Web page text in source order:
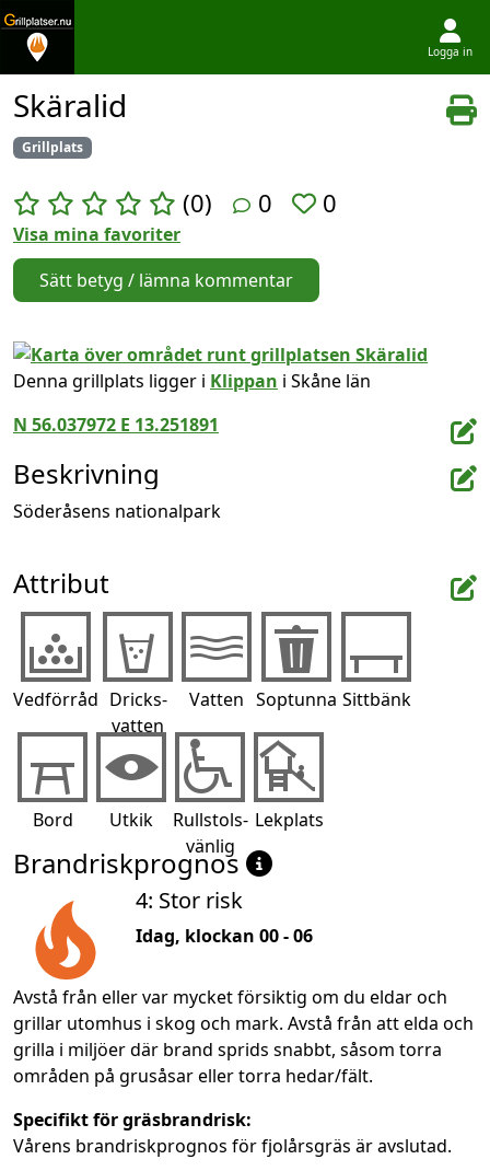
Logga in
Skäralid
Grillplats
(0) 0 0
Visa mina favoriter
Sätt betyg / lämna kommentar
Denna grillplats ligger i Klippan i Skåne län
N 56.037972 E 13.251891
Beskrivning
Söderåsens nationalpark
Attribut
Vedförråd Dricks-
vatten
Vatten Soptunna Sittbänk
Bord Utkik
Rullstols-
vänlig
Lekplats
Brandriskprognos
4: Stor risk
Idag, klockan 00 - 06
Avstå från eller var mycket försiktig om du eldar och
grillar utomhus i skog och mark. Avstå från att elda och
grilla i miljöer där brand sprids snabbt, såsom torra
områden på grusåsar eller torra hedar/fält.
Specifikt för gräsbrandrisk:
Vårens brandriskprognos för fjolårsgräs är avslutad.